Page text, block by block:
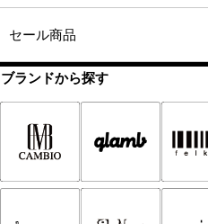
セール商品
ブランドから探す